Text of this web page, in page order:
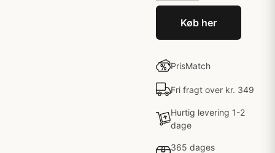
Køb her
PrisMatch
Fri fragt over kr. 349
Hurtig levering 1-2
dage
365 dages